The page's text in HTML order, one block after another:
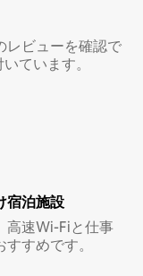
レビューを確認で
ています。
宿⁠泊⁠施⁠設
高速Wi-Fiと仕事
すめです。